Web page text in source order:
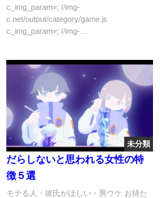
c_img_param=; //img-
c.net/output/category/game.js
c_img_param=; //img-...
未分類
だらしないと思われる女性の特
徴５選
モテる人・彼氏がほしい・男ウケ お待た